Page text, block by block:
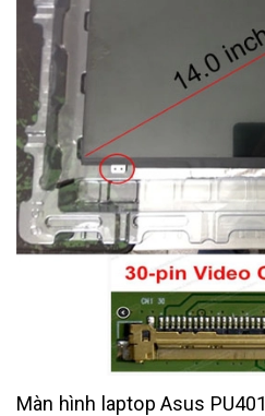
Màn hình laptop Asus PU401